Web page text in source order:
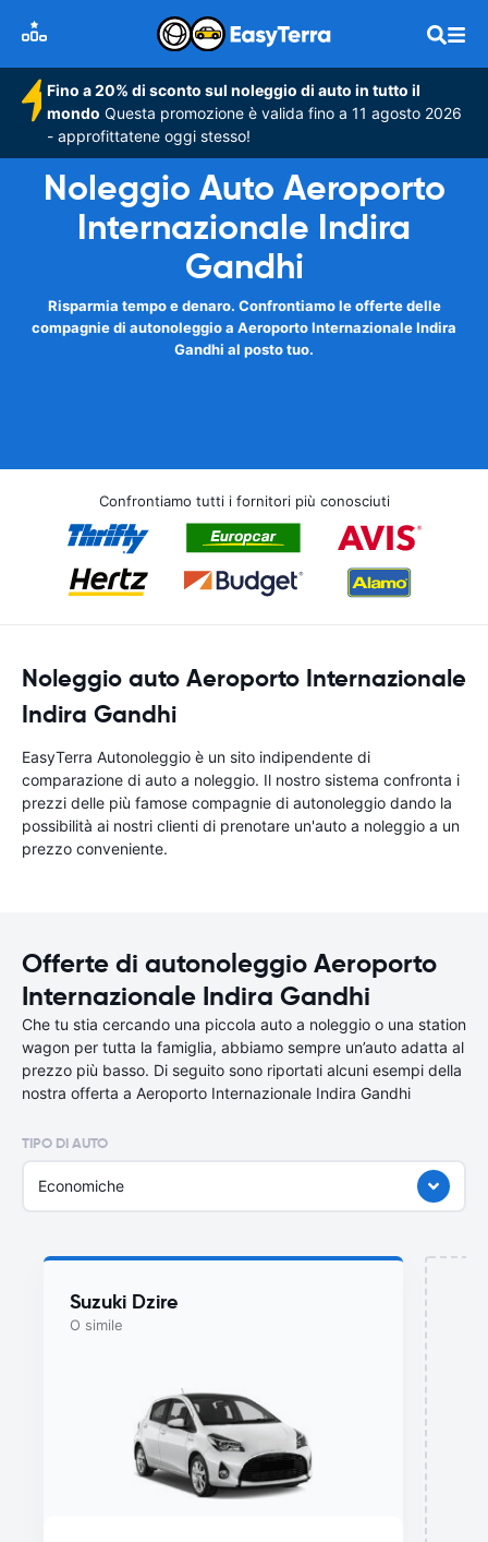
Fino a 20% di sconto sul noleggio di auto in tutto il
mondo Questa promozione è valida fino a 11 agosto 2026
- approfittatene oggi stesso!
Noleggio Auto Aeroporto
Internazionale Indira
Gandhi
Risparmia tempo e denaro. Confrontiamo le offerte delle
compagnie di autonoleggio a Aeroporto Internazionale Indira
Gandhi al posto tuo.
Confrontiamo tutti i fornitori più conosciuti
Noleggio auto Aeroporto Internazionale
Indira Gandhi
EasyTerra Autonoleggio è un sito indipendente di
comparazione di auto a noleggio. Il nostro sistema confronta i
prezzi delle più famose compagnie di autonoleggio dando la
possibilità ai nostri clienti di prenotare un'auto a noleggio a un
prezzo conveniente.
Offerte di autonoleggio Aeroporto
Internazionale Indira Gandhi
Che tu stia cercando una piccola auto a noleggio o una station
wagon per tutta la famiglia, abbiamo sempre un’auto adatta al
prezzo più basso. Di seguito sono riportati alcuni esempi della
nostra offerta a Aeroporto Internazionale Indira Gandhi
TIPO DI AUTO
Economiche
Suzuki Dzire
O simile